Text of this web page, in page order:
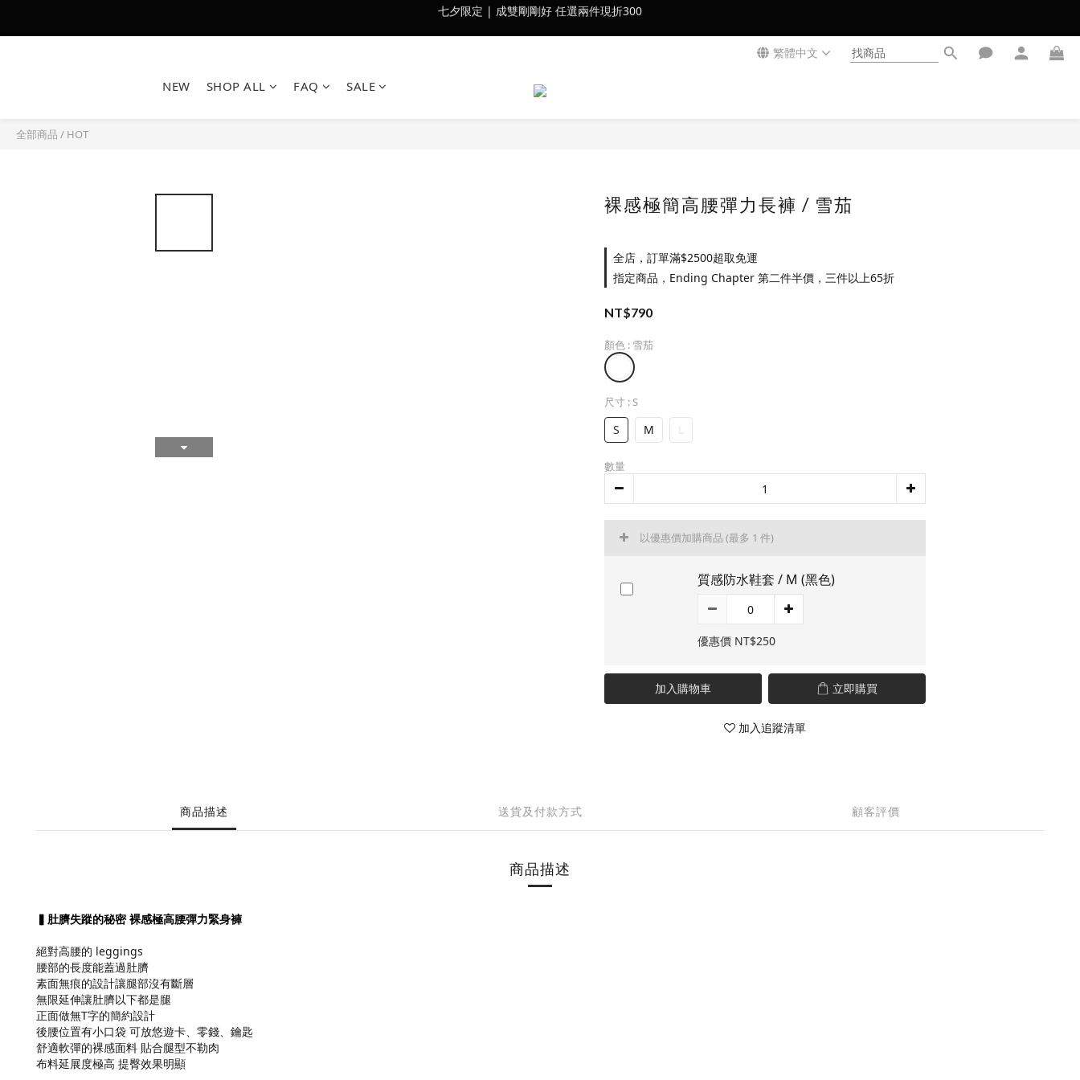
會員訂單滿$2500超取免運
繁體中文
NEW SHOP ALL FAQ SALE
全部商品 / HOT
裸感極簡高腰彈力長褲 / 雪茄
全店，訂單滿$2500超取免運
指定商品，Ending Chapter 第二件半價，三件以上65折
NT$790
顏色 : 雪茄
尺寸 : S
S M L
數量
以優惠價加購商品 (最多 1 件)
質感防水鞋套 / M (黑色)
優惠價 NT$250
加入購物車 立即購買
加入追蹤清單
商品描述 送貨及付款方式 顧客評價
商品描述
▍肚臍失蹤的秘密 裸感極高腰彈力緊身褲
絕對高腰的 leggings
腰部的長度能蓋過肚臍
素面無痕的設計讓腿部沒有斷層
無限延伸讓肚臍以下都是腿
正面做無T字的簡約設計
後腰位置有小口袋 可放悠遊卡、零錢、鑰匙
舒適軟彈的裸感面料 貼合腿型不勒肉
布料延展度極高 提臀效果明顯